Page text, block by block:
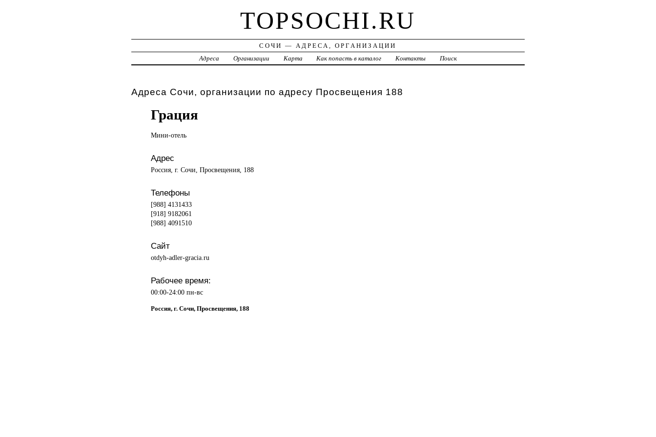
TOPSOCHI.RU
СОЧИ — АДРЕСА, ОРГАНИЗАЦИИ
Адреса
Организации Карта Как попасть в каталог Контакты Поиск
Адреса Сочи, организации по адресу Просвещения 188
Грация
Мини-отель
Адрес
Россия, г. Сочи, Просвещения, 188
Телефоны
[988] 4131433
[918] 9182061
[988] 4091510
Сайт
otdyh-adler-gracia.ru
Рабочее время:
00:00-24:00 пн-вс
Россия, г. Сочи, Просвещения, 188